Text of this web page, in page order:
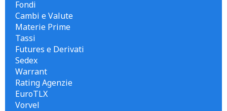
Fondi
Cambi e Valute
Materie Prime
Tassi
Futures e Derivati
Sedex
Warrant
Rating Agenzie
EuroTLX
Vorvel